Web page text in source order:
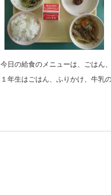
今日の給食のメニューは、ごはん
１年生はごはん、ふりかけ、牛乳